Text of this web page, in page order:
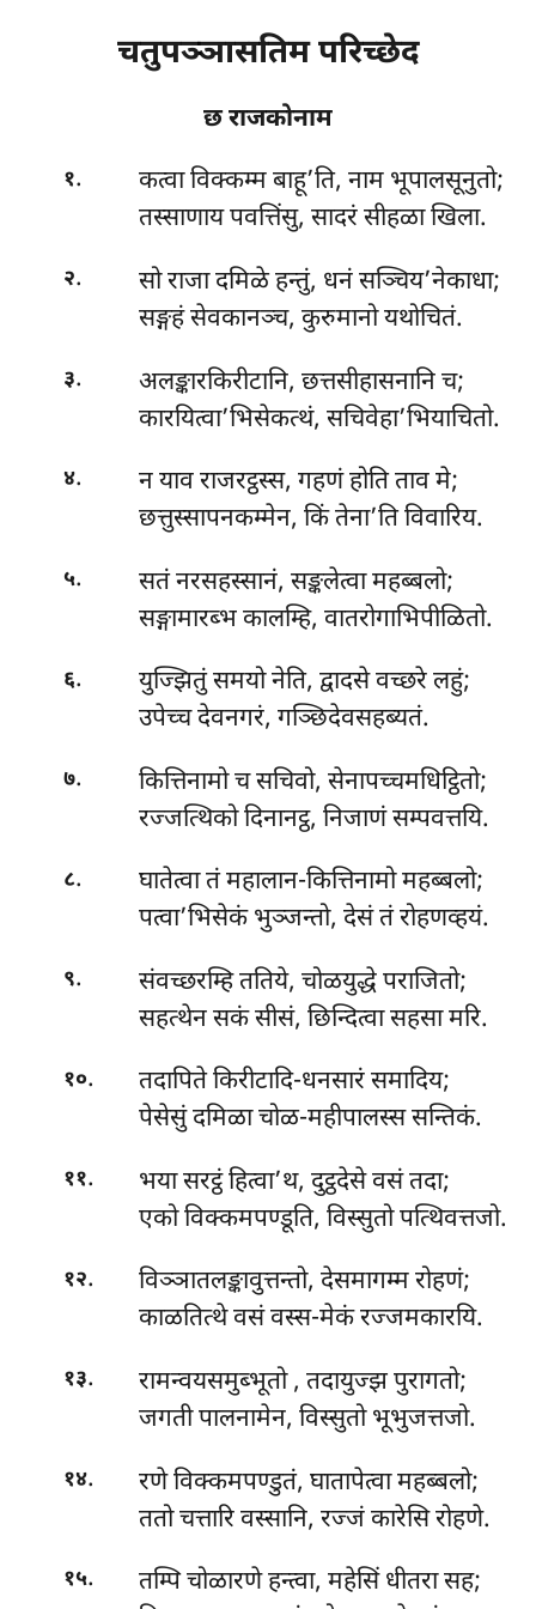
चतुपञ्ञासतिम परिच्छेद
छ राजकोनाम
१. कत्वाविक्कम्म बाहू’ति, नाम भूपालसूनुतो;
तस्साणाय पवत्तिंसु, सादरं सीहळा खिला.
२.
सो राजा दमिळे हन्तुं, धनं सञ्चिय’नेकाधा;
सङ्गहं सेवकानञ्च, कुरुमानो यथोचितं.
३.
अलङ्कारकिरीटानि, छत्तसीहासनानि च;
कारयित्वा’भिसेकत्थं, सचिवेहा’भियाचितो.
४.
न याव राजरट्ठस्स, गहणं होति ताव मे;
छत्तुस्सापनकम्मेन, किं तेना’ति विवारिय.
५.
सतं नरसहस्सानं, सङ्कलेत्वा महब्बलो;
सङ्गामारब्भ कालम्हि, वातरोगाभिपीळितो.
६.
युज्झितुं समयो नेति, द्वादसे वच्छरे लहुं;
उपेच्च देवनगरं, गञ्छिदेवसहब्यतं.
७.
कित्तिनामो च सचिवो, सेनापच्चमधिट्ठितो;
रज्जत्थिको दिनानट्ठ, निजाणं सम्पवत्तयि.
८.
घातेत्वा तं महालान-कित्तिनामो महब्बलो;
पत्वा’भिसेकं भुञ्जन्तो, देसं तं रोहणव्हयं.
९.
संवच्छरम्हि ततिये, चोळयुद्धे पराजितो;
सहत्थेन सकं सीसं, छिन्दित्वा सहसा मरि.
१०.
तदापिते किरीटादि-धनसारं समादिय;
पेसेसुं दमिळा चोळ-महीपालस्स सन्तिकं.
११.
भया सरट्ठं हित्वा’थ, दुट्ठदेसे वसं तदा;
एको विक्कमपण्डूति, विस्सुतो पत्थिवत्तजो.
१२.
विञ्ञातलङ्कावुत्तन्तो, देसमागम्म रोहणं;
काळतित्थे वसं वस्स-मेकं रज्जमकारयि.
१३. रामन्वयसमुब्भूतो, तदायुज्झ पुरागतो;
जगती पालनामेन, विस्सुतो भूभुजत्तजो.
१४.
रणे विक्कमपण्डुतं, घातापेत्वा महब्बलो;
ततो चत्तारि वस्सानि, रज्जं कारेसि रोहणे.
१५.
तम्पि चोळारणे हन्त्वा, महेसिं धीतरा सह;